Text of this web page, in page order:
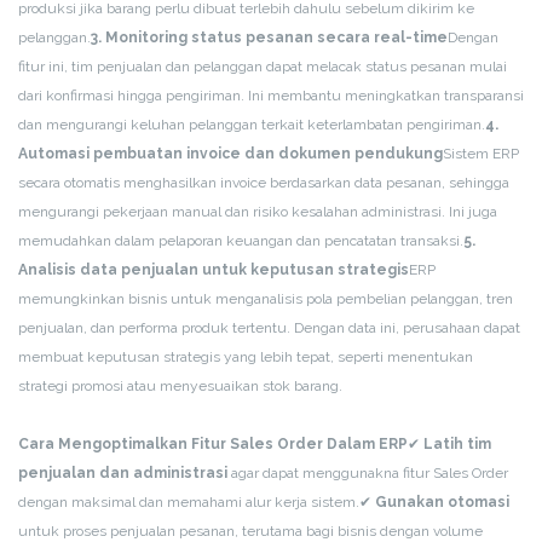
produksi jika barang perlu dibuat terlebih dahulu sebelum dikirim ke
pelanggan. 3. Monitoring status pesanan secara real-timeDengan
fitur ini, tim penjualan dan pelanggan dapat melacak status pesanan mulai
dari konfirmasi hingga pengiriman. Ini membantu meningkatkan transparansi
dan mengurangi keluhan pelanggan terkait keterlambatan pengiriman. 4.
Automasi pembuatan invoice dan dokumen pendukungSistem ERP
secara otomatis menghasilkan invoice berdasarkan data pesanan, sehingga
mengurangi pekerjaan manual dan risiko kesalahan administrasi. Ini juga
memudahkan dalam pelaporan keuangan dan pencatatan transaksi. 5.
Analisis data penjualan untuk keputusan strategisERP
memungkinkan bisnis untuk menganalisis pola pembelian pelanggan, tren
penjualan, dan performa produk tertentu. Dengan data ini, perusahaan dapat
membuat keputusan strategis yang lebih tepat, seperti menentukan
strategi promosi atau menyesuaikan stok barang.
Cara Mengoptimalkan Fitur Sales Order Dalam ERP✔ Latih tim
penjualan dan administrasi agar dapat menggunakna fitur Sales Order
dengan maksimal dan memahami alur kerja sistem. ✔ Gunakan otomasi
untuk proses penjualan pesanan, terutama bagi bisnis dengan volume